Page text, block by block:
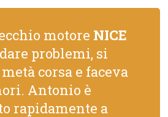
motore NICE
problemi, si
corsa e faceva
Antonio è
rapidamente a